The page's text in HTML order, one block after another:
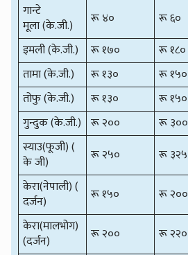
गान्टे
मूला (के.जी.)
रू ४० रू ६०
इमली (के.जी.)
रू १७० रू १८०
तामा (के.जी.)
रू १३० रू १५०
तोफु (के.जी.)
रू १३० रू १५०
गुन्दुक (के.जी.) रू २०० रू ३००
स्याउ(फूजी) (
के जी)
रू २५० रू ३२५
केरा(नेपाली) (
दर्जन)
रू १५० रू २००
केरा(मालभोग)
(दर्जन)
रू २०० रू २२०